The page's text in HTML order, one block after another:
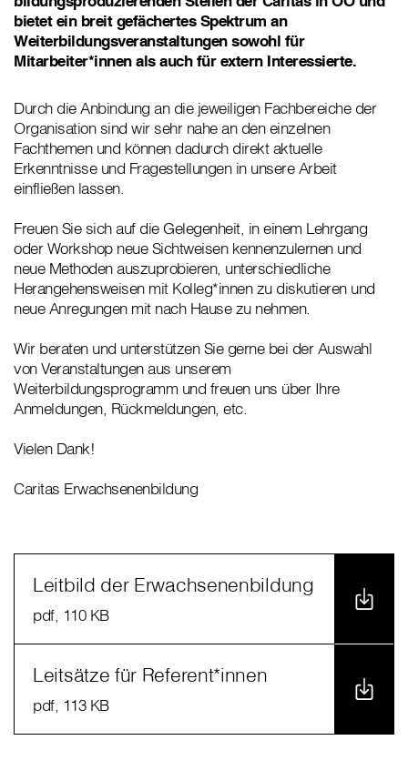
bietet ein breit gefächertes Spektrum an
Weiterbildungsveranstaltungen sowohl für
Mitarbeiter*innen als auch für extern Interessierte.
Durch die Anbindung an die jeweiligen Fachbereiche der
Organisation sind wir sehr nahe an den einzelnen
Fachthemen und können dadurch direkt aktuelle
Erkenntnisse und Fragestellungen in unsere Arbeit
einfließen lassen.
Freuen Sie sich auf die Gelegenheit, in einem Lehrgang
oder Workshop neue Sichtweisen kennenzulernen und
neue Methoden auszuprobieren, unterschiedliche
Herangehensweisen mit Kolleg*innen zu diskutieren und
neue Anregungen mit nach Hause zu nehmen.
Wir beraten und unterstützen Sie gerne bei der Auswahl
von Veranstaltungen aus unserem
Weiterbildungsprogramm und freuen uns über Ihre
Anmeldungen, Rückmeldungen, etc.
Vielen Dank!
Caritas Erwachsenenbildung
Leitbild der Erwachsenenbildung
pdf, 110 KB
Leitsätze für Referent*innen
pdf, 113 KB